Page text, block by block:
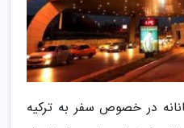
در خصوص سفر به ترکیه